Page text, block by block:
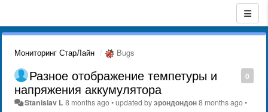
Мониторинг СтарЛайн Bugs
0
Разное отображение темпетуры и
напряжения аккумулятора
Stanislav L 8 months ago•updated byэрондондон8 months ago•